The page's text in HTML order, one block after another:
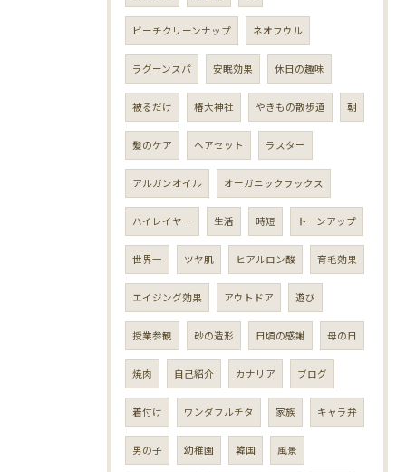
ビーチクリーンナップ ネオフウル
ラグーンスパ 安眠効果 休日の趣味
被るだけ 椿大神社 やきもの散歩道 朝
髪のケア ヘアセット ラスター
アルガンオイル オーガニックワックス
ハイレイヤー 生活 時短 トーンアップ
世界一 ツヤ肌 ヒアルロン酸 育毛効果
エイジング効果 アウトドア 遊び
授業参観 砂の造形 日頃の感謝 母の日
焼肉 自己紹介 カナリア ブログ
着付け ワンダフルチタ 家族 キャラ弁
男の子 幼稚園 韓国 風景